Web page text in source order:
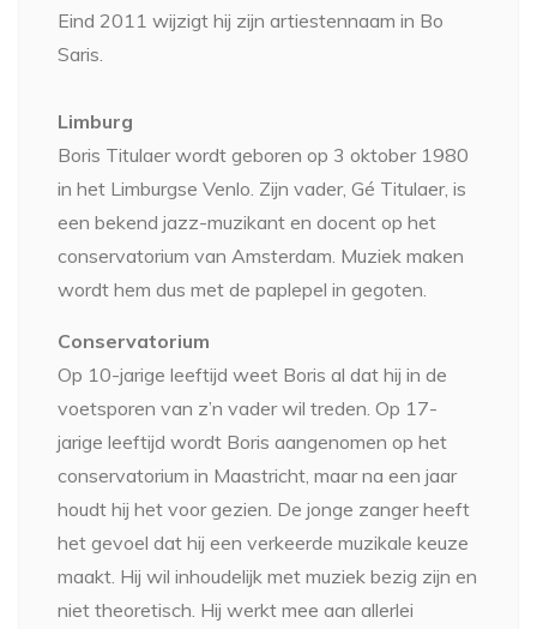
Eind 2011 wijzigt hij zijn artiestennaam in Bo
Saris.
Limburg
Boris Titulaer wordt geboren op 3 oktober 1980
in het Limburgse Venlo. Zijn vader, Gé Titulaer, is
een bekend jazz-muzikant en docent op het
conservatorium van Amsterdam. Muziek maken
wordt hem dus met de paplepel in gegoten.
Conservatorium
Op 10-jarige leeftijd weet Boris al dat hij in de
voetsporen van z’n vader wil treden. Op 17-
jarige leeftijd wordt Boris aangenomen op het
conservatorium in Maastricht, maar na een jaar
houdt hij het voor gezien. De jonge zanger heeft
het gevoel dat hij een verkeerde muzikale keuze
maakt. Hij wil inhoudelijk met muziek bezig zijn en
niet theoretisch. Hij werkt mee aan allerlei